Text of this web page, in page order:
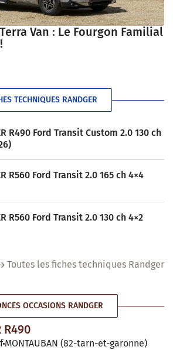
Van : Le Fourgon Familial
TECHNIQUES RANDGER
R490 Ford Transit Custom 2.0 130 ch
R560 Ford Transit 2.0 165 ch 4×4
R560 Ford Transit 2.0 130 ch 4×2
Toutes les fiches techniques Randger
OCCASIONS RANDGER
R490
MONTAUBAN (82-tarn-et-garonne)